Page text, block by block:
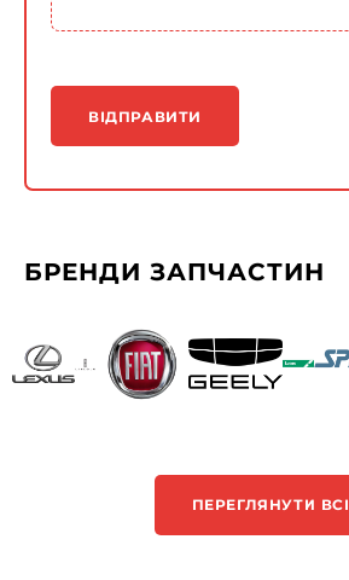
ВІДПРАВИТИ
БРЕНДИ ЗАПЧАСТИН
ПЕРЕГЛЯНУТИ ВСІ